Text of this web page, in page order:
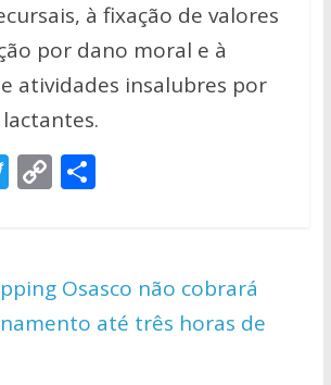
à fixação de valores
por dano moral e à
atividades insalubres por
T
er
C
y
Li
n
S
e
Osasco não cobrará
até três horas de